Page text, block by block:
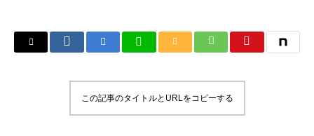
この記事のタイトルとURLをコピーする